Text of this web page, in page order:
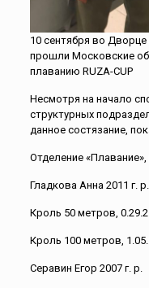
10 сентября во
прошли Московские
плаванию RUZA-CUP
Несмотря на начало
структурных
данное состязание,
Отделение
Гладкова Анна 2011 г. р.
Кроль 50 метров,
Кроль 100 метров,
Серавин Егор 2007 г. р.